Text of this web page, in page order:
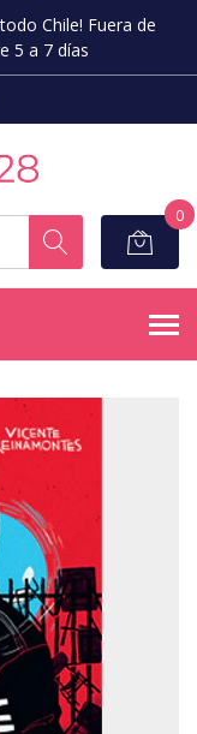
Chile! Fuera de
5 a 7 días
0